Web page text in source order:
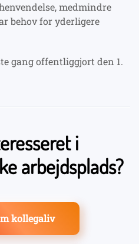
medmindre
behov for yderligere
gang offentliggjort den 1.
i
arbejdsplads?
kollegaliv